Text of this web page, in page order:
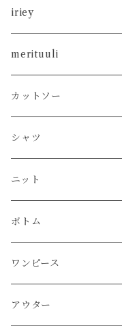
iriey
カットソー
タンクトップ
Tシャツ
ベスト
シャツ
シャツ
プルオーバー
ニット
プルオーバー
パーカー
ボトム
パンツ
スカート
ワンピース
アウター
ブルゾン
アンサンブル
merituuli
カットソー
カーディガン
プルオーバー
シャツ
ニット
カーディガン
プルオーバー
ボトム
ワンピース
アウター
カットソー
タンクトップ
Tシャツ
プルオーバー
チュニック
パーカー
シャツ
シャツ
プルオーバー
チュニック
ワンピース
ニット
プルオーバー
パーカー
カーディガン
ボトム
パンツ
スカート
ワンピース
アウター